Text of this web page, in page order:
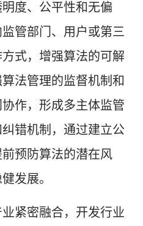
度、公平性和无偏
管部门、用户或第三
式，增强算法的可解
法管理的监督机制和
作，形成多主体监管
错机制，通过建立公
预防算法的潜在风
发展。
紧密融合，开发行业